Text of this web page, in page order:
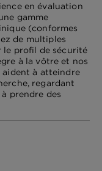
en évaluation
gamme
(conformes
de multiples
le profil de sécurité
à la vôtre et nos
aident à atteindre
regardant
prendre des